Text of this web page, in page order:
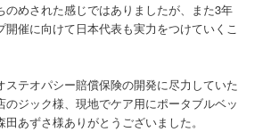
のめされた感じではありましたが、また3年
開催に向けて日本代表も実力をつけていくこ
ステオパシー賠償保険の開発に尽力していた
のジック様、現地でケア用にポータブルベッ
田あずさ様ありがとうございました。